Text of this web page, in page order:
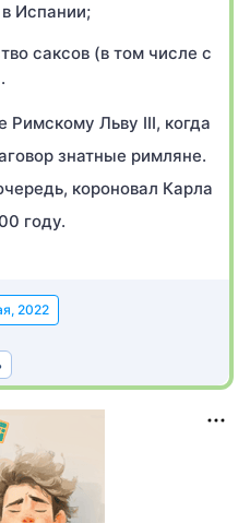
Испании;
саксов (в том числе с
Римскому Льву III, когда
знатные римляне.
короновал Карла
году.
2022